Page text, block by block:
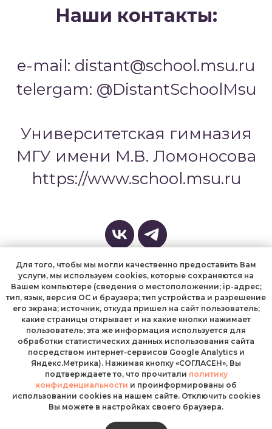
Для того, чтобы мы могли качественно предоставить Вам
услуги, мы используем cookies, которые сохраняются на
Вашем компьютере (сведения о местоположении; ip-адрес;
тип, язык, версия ОС и браузера; тип устройства и разрешение
его экрана; источник, откуда пришел на сайт пользователь;
какие страницы открывает и на какие кнопки нажимает
пользователь; эта же информация используется для
обработки статистических данных использования сайта
посредством интернет-сервисов Google Analytics и
Яндекс.Метрика). Нажимая кнопку «СОГЛАСЕН», Вы
подтверждаете то, что прочитали политику
конфиденциальности и проинформированы об
использовании cookies на нашем сайте. Отключить cookies
Вы можете в настройках своего браузера.
Наши контакты:
e-mail: distant@school.msu.ru
telergam: @DistantSchoolMsu
Университетская гимназия
МГУ имени М.В. Ломоносова
https://www.school.msu.ru
Университетская гимназия МГУ
Курсы Университетской гимназии МГУ
Политика конфиденциальности
Пользовательское соглашение